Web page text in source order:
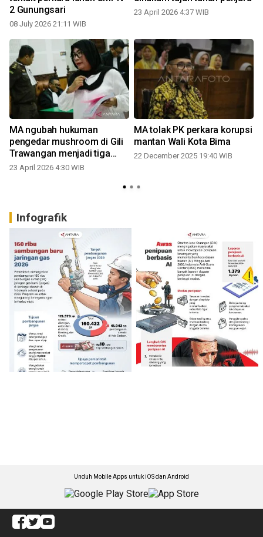
2 Gunungsari
08 July 2026 21:11 WIB
23 April 2026 4:37 WIB
MA ngubah hukuman
pengedar mushroom di Gili
Trawangan menjadi tiga
tahun
23 April 2026 4:30 WIB
MA tolak PK perkara korupsi
mantan Wali Kota Bima
22 December 2025 19:40 WIB
Infografik
Unduh Mobile Apps untuk iOS dan Android